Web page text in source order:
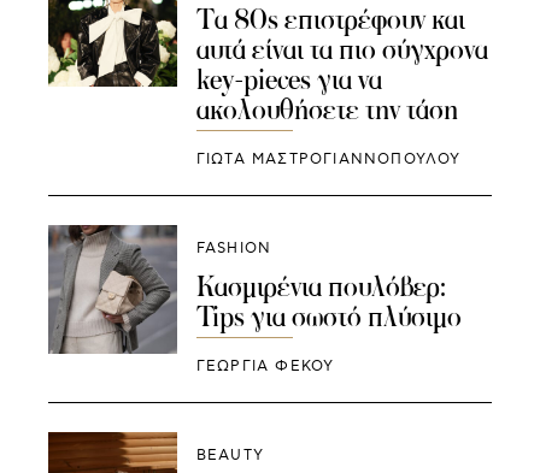
Τα 80s επιστρέφουν και
αυτά είναι τα πιο σύγχρονα
key-pieces για να
ακολουθήσετε την τάση
ΓΙΩΤΑ ΜΑΣΤΡΟΓΙΑΝΝΟΠΟΥΛΟΥ
FASHION
Κασμιρένια πουλόβερ:
Tips για σωστό πλύσιμο
ΓΕΩΡΓΙΑ ΦΕΚΟΥ
BEAUTY